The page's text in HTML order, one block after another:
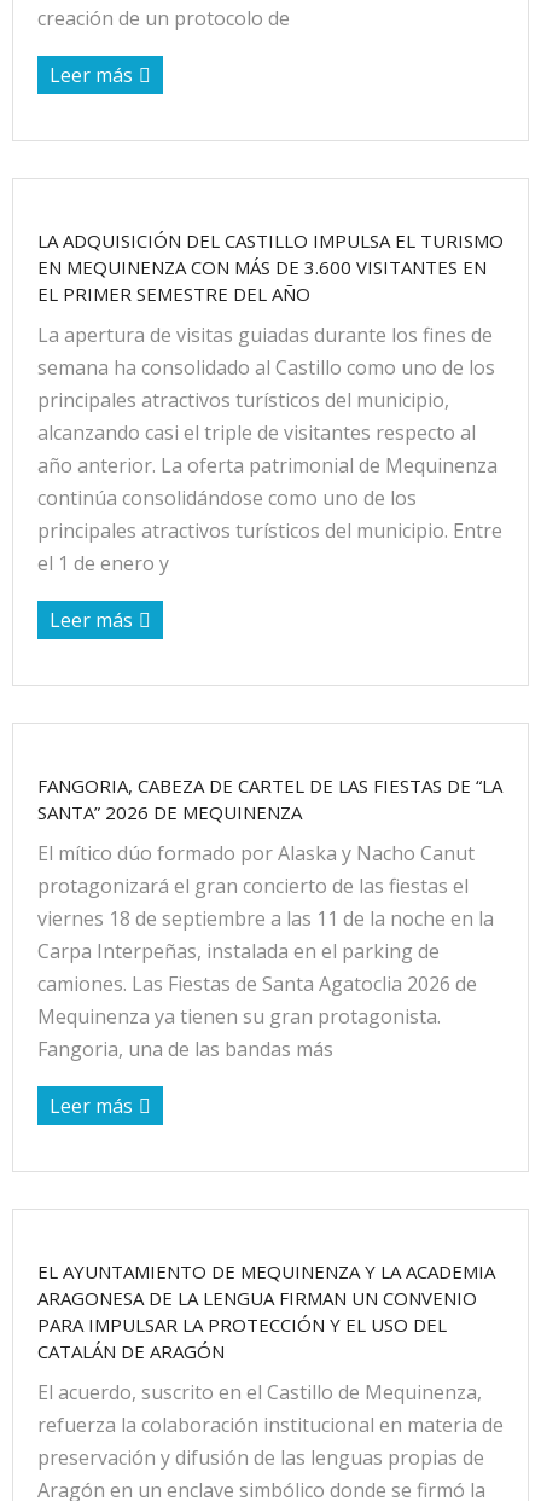
creación de un protocolo de
Leer más
LA ADQUISICIÓN DEL CASTILLO IMPULSA EL TURISMO
EN MEQUINENZA CON MÁS DE 3.600 VISITANTES EN
EL PRIMER SEMESTRE DEL AÑO
La apertura de visitas guiadas durante los fines de
semana ha consolidado al Castillo como uno de los
principales atractivos turísticos del municipio,
alcanzando casi el triple de visitantes respecto al
año anterior. La oferta patrimonial de Mequinenza
continúa consolidándose como uno de los
principales atractivos turísticos del municipio. Entre
el 1 de enero y
Leer más
FANGORIA, CABEZA DE CARTEL DE LAS FIESTAS DE “LA
SANTA” 2026 DE MEQUINENZA
El mítico dúo formado por Alaska y Nacho Canut
protagonizará el gran concierto de las fiestas el
viernes 18 de septiembre a las 11 de la noche en la
Carpa Interpeñas, instalada en el parking de
camiones. Las Fiestas de Santa Agatoclia 2026 de
Mequinenza ya tienen su gran protagonista.
Fangoria, una de las bandas más
Leer más
EL AYUNTAMIENTO DE MEQUINENZA Y LA ACADEMIA
ARAGONESA DE LA LENGUA FIRMAN UN CONVENIO
PARA IMPULSAR LA PROTECCIÓN Y EL USO DEL
CATALÁN DE ARAGÓN
El acuerdo, suscrito en el Castillo de Mequinenza,
refuerza la colaboración institucional en materia de
preservación y difusión de las lenguas propias de
Aragón en un enclave simbólico donde se firmó la